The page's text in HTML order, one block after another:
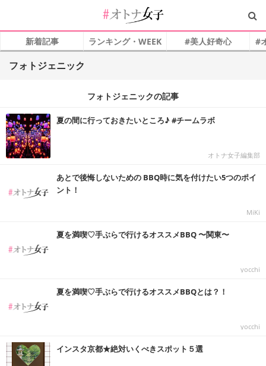
新着記事 ランキング・WEEK #美人好奇心 #
フォトジェニック
フォトジェニックの記事
夏の間に行っておきたいところ♪ #チームラボ
オトナ女子編集部
あとで後悔しないための BBQ時に気を付けたい5つのポイ
ント！
MiKi
夏を満喫♡手ぶらで行けるオススメBBQ 〜関東〜
yocchi
夏を満喫♡手ぶらで行けるオススメBBQとは？！
yocchi
インスタ京都★絶対いくべきスポット５選